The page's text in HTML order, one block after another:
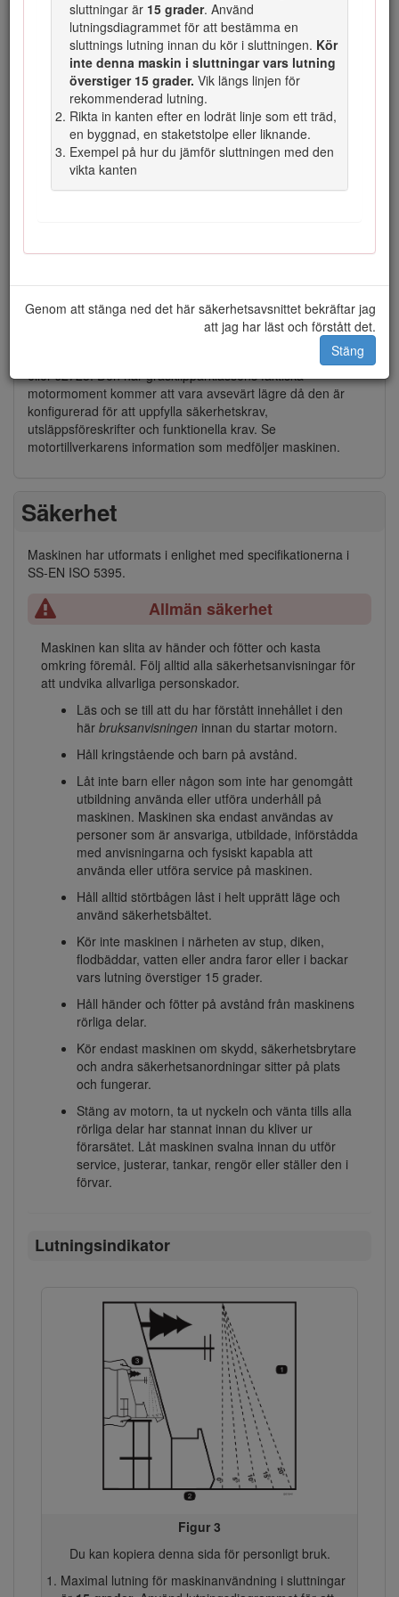
sluttningar är 15 grader. Använd
lutningsdiagrammet för att bestämma en
sluttnings lutning innan du kör i sluttningen. Kör
inte denna maskin i sluttningar vars lutning
överstiger 15 grader. Vik längs linjen för
rekommenderad lutning.
Rikta in kanten efter en lodrät linje som ett träd,
en byggnad, en staketstolpe eller liknande.
Exempel på hur du jämför sluttningen med den
vikta kanten
Genom att stänga ned det här säkerhetsavsnittet bekräftar jag
att jag har läst och förstått det.
Stäng
leda till allvarliga personskador och innebära livsfara
om den inte undviks.
Var försiktig: anger en potentiellt farlig situation som
kanleda till lätta eller medelsvåra personskador.
Figur 2
Varningssymbol
information finns i produktens separata försäkran om
Brutto- eller nettomoment:
Motorns brutto- eller
nettomoment verkstadsbedömdes av motortillverkaren i
enlighet med SAE (Society of Automotive Engineers) J1940
eller J2723. Den här gräsklipparklassens faktiska
motormoment kommer att vara avsevärt lägre då den är
konfigurerad för att uppfylla säkerhetskrav,
utsläppsföreskrifter och funktionella krav. Se
motortillverkarens information som medföljer maskinen.
Säkerhet
Maskinen har utformats i enlighet med specifikationerna i
SS-EN ISO 5395.
Allmän säkerhet
Maskinen kan slita av händer och fötter och kasta
omkring föremål. Följ alltid alla säkerhetsanvisningar för
att undvika allvarliga personskador.
Läs och se till att du har förstått innehållet i den
här bruksanvisningen innan du startar motorn.
Håll kringstående och barn på avstånd.
Låt inte barn eller någon som inte har genomgått
utbildning använda eller utföra underhåll på
maskinen. Maskinen ska endast användas av
personer som är ansvariga, utbildade, införstådda
med anvisningarna och fysiskt kapabla att
använda eller utföra service på maskinen.
Håll alltid störtbågen låst i helt upprätt läge och
använd säkerhetsbältet.
Kör inte maskinen i närheten av stup, diken,
flodbäddar, vatten eller andra faror eller i backar
vars lutning överstiger 15 grader.
Håll händer och fötter på avstånd från maskinens
rörliga delar.
Kör endast maskinen om skydd, säkerhetsbrytare
och andra säkerhetsanordningar sitter på plats
och fungerar.
Stäng av motorn, ta ut nyckeln och vänta tills alla
rörliga delar har stannat innan du kliver ur
förarsätet. Låt maskinen svalna innan du utför
service, justerar, tankar, rengör eller ställer den i
förvar.
Lutningsindikator
Figur 3
Du kan kopiera denna sida för personligt bruk.
Maximal lutning för maskinanvändning i sluttningar